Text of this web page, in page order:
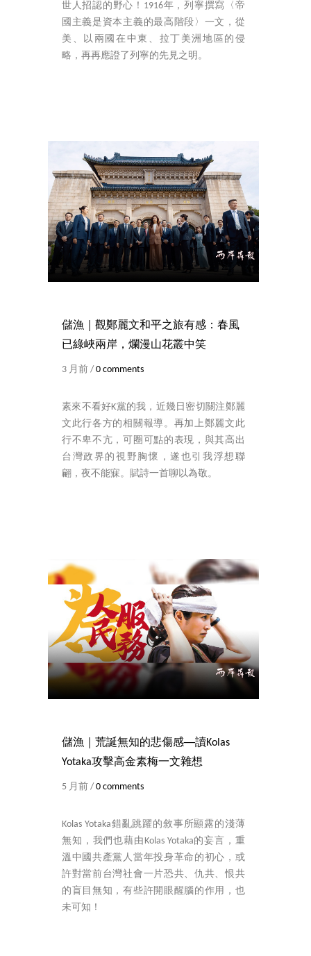
世人招認的野心！1916年，列寧撰寫〈帝
國主義是資本主義的最高階段〉一文，從
美、以兩國在中東、拉丁美洲地區的侵
略，再再應證了列寧的先見之明。
儲漁｜觀鄭麗文和平之旅有感：春風
已綠峽兩岸，爛漫山花叢中笑
3 月前 /0 comments
素來不看好K黨的我，近幾日密切關注鄭麗
文此行各方的相關報導。再加上鄭麗文此
行不卑不亢，可圈可點的表現，與其高出
台灣政界的視野胸懷，遂也引我浮想聯
翩，夜不能寐。賦詩一首聊以為敬。
儲漁｜荒誕無知的悲傷感──讀Kolas
Yotaka攻擊高金素梅一文雜想
5 月前 / 0 comments
Kolas Yotaka錯亂跳躍的敘事所顯露的淺薄
無知，我們也藉由Kolas Yotaka的妄言，重
溫中國共產黨人當年投身革命的初心，或
許對當前台灣社會一片恐共、仇共、恨共
的盲目無知，有些許開眼醒腦的作用，也
未可知！